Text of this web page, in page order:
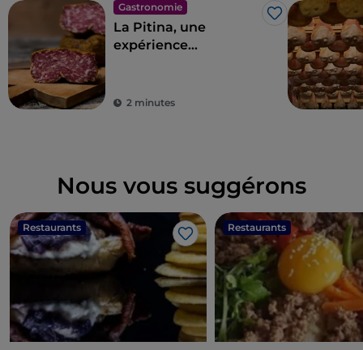
Gastronomie
J’aime
La Pitina, une
expérience
2 minutes
Nous vous suggérons
Restaurants
J’aime
Restaurants